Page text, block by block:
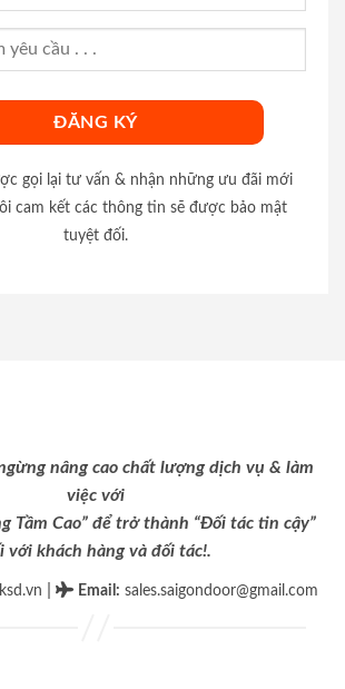
gọi lại tư vấn & nhận những ưu đãi mới
cam kết các thông tin sẽ được bảo mật
tuyệt đối.
nâng cao chất lượng dịch vụ & làm
việc với
Tầm Cao” để trở thành “Đối tác tin cậy”
với khách hàng và đối tác!.
Email : sales.saigondoor@gmail.com